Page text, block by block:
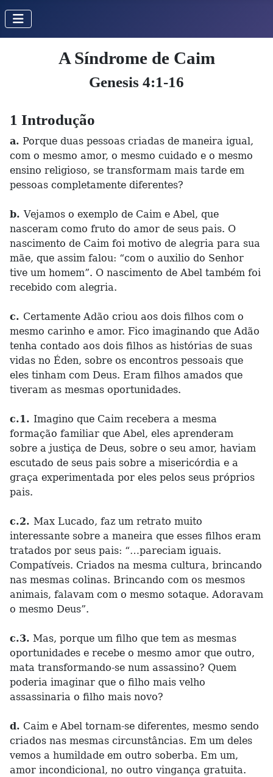
A Síndrome de Caim
Genesis 4:1-16
1 Introdução
a. Porque duas pessoas criadas de maneira igual,
com o mesmo amor, o mesmo cuidado e o mesmo
ensino religioso, se transformam mais tarde em
pessoas completamente diferentes?
b.Vejamos o exemplo de Caim e Abel, que
nasceram como fruto do amor de seus pais. O
nascimento de Caim foi motivo de alegria para sua
mãe, que assim falou: “com o auxilio do Senhor
tive um homem”. O nascimento de Abel também foi
recebido com alegria.
c. Certamente Adão criou aos dois filhos com o
mesmo carinho e amor. Fico imaginando que Adão
tenha contado aos dois filhos as histórias de suas
vidas no Éden, sobre os encontros pessoais que
eles tinham com Deus. Eram filhos amados que
tiveram as mesmas oportunidades.
c.1. Imagino que Caim recebera a mesma
formação familiar que Abel, eles aprenderam
sobre a justiça de Deus, sobre o seu amor, haviam
escutado de seus pais sobre a misericórdia e a
graça experimentada por eles pelos seus próprios
pais.
c.2. Max Lucado, faz um retrato muito
interessante sobre a maneira que esses filhos eram
tratados por seus pais: “…pareciam iguais.
Compatíveis. Criados na mesma cultura, brincando
nas mesmas colinas. Brincando com os mesmos
animais, falavam com o mesmo sotaque. Adoravam
o mesmo Deus”.
c.3. Mas, porque um filho que tem as mesmas
oportunidades e recebe o mesmo amor que outro,
mata transformando-se num assassino? Quem
poderia imaginar que o filho mais velho
assassinaria o filho mais novo?
d. Caim e Abel tornam-se diferentes, mesmo sendo
criados nas mesmas circunstâncias. Em um deles
vemos a humildade em outro soberba. Em um,
amor incondicional, no outro vingança gratuita.